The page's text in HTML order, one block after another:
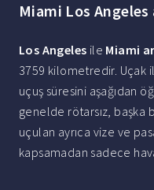
Miami Los Angeles
Los Angeles ile Miami
3759 kilometredir. Uçak
uçuş süresini aşağıdan
genelde rötarsız, başka
uçulan ayrıca vize ve
kapsamadan sadece